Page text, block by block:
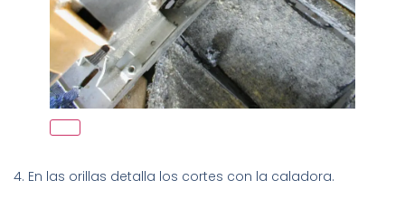
4. En las orillas detalla los cortes con la caladora.